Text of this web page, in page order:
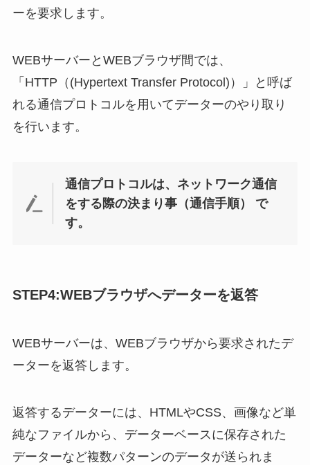
ーを要求します。
WEBサーバーとWEBブラウザ間では、
「HTTP（(Hypertext Transfer Protocol)）」と呼ば
れる通信プロトコルを用いてデーターのやり取り
を行います。
通信プロトコルは、ネットワーク通信
をする際の決まり事（通信手順） で
す。
STEP4:WEBブラウザへデーターを返答
WEBサーバーは、WEBブラウザから要求されたデ
ーターを返答します。
返答するデーターには、HTMLやCSS、画像など単
純なファイルから、データーベースに保存された
データーなど複数パターンのデータが送られま